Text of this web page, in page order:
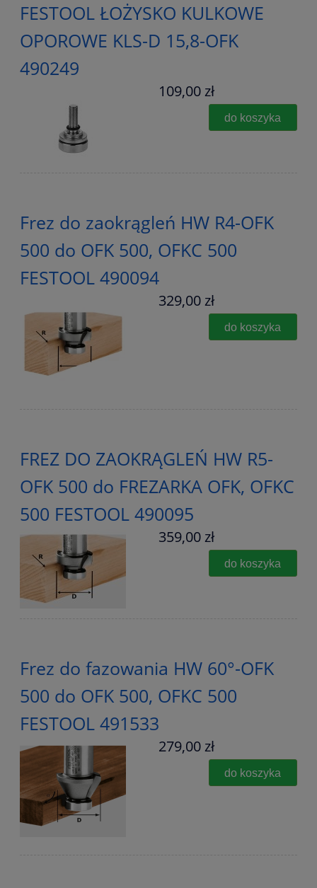
FESTOOL ŁOŻYSKO KULKOWE
OPOROWE KLS-D 15,8-OFK
490249
109,00 zł
do koszyka
Frez do zaokrągleń HW R4-OFK
500 do OFK 500, OFKC 500
FESTOOL 490094
329,00 zł
do koszyka
FREZ DO ZAOKRĄGLEŃ HW R5-
OFK 500 do FREZARKA OFK, OFKC
500 FESTOOL 490095
359,00 zł
do koszyka
Frez do fazowania HW 60°-OFK
500 do OFK 500, OFKC 500
FESTOOL 491533
279,00 zł
do koszyka